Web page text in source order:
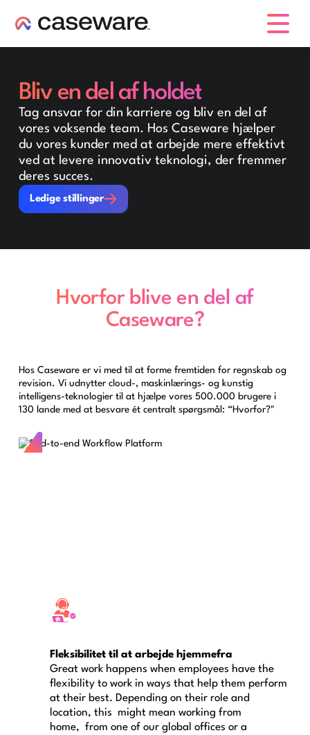
Bliv en del af holdet
Tag ansvar for din karriere og bliv en del af
vores voksende team. Hos Caseware hjælper
du vores kunder med at arbejde mere effektivt
ved at levere innovativ teknologi, der fremmer
deres succes.
Ledige stillinger
Ledige stillinger
Hvorfor blive en del af
Caseware?
Hos Caseware er vi med til at forme fremtiden for regnskab og
revision. Vi udnytter cloud-, maskinlærings- og kunstig
intelligens-teknologier til at hjælpe vores 500.000 brugere i
130 lande med at besvare ét centralt spørgsmål: “Hvorfor?"
Fleksibilitet til at arbejde hjemmefra
Great work happens when employees have the
flexibility to work in ways that help them perform
at their best. Depending on their role and
location, this might mean working from
home, from one of our global offices or a